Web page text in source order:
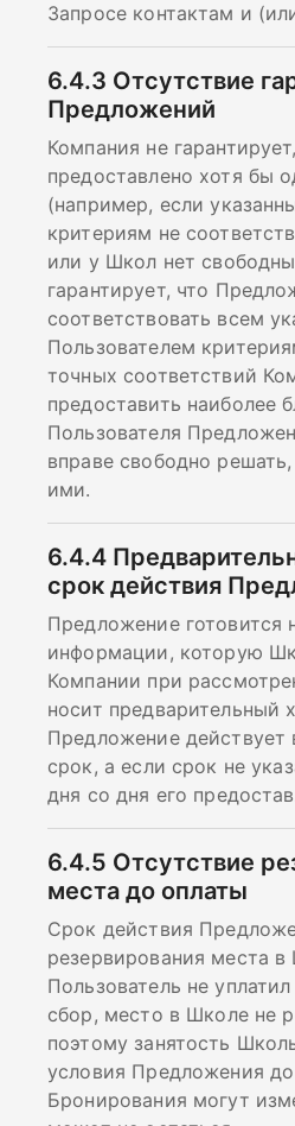
Запросе контактам и
6.4.3 Отсутствие
Предложений
Компания не
предоставлено хотя бы
(например, если
критериям не
или у Школ нет
гарантирует, что
соответствовать всем
Пользователем
точных соответствий
предоставить наиболее
Пользователя
вправе свободно
ими.
6.4.4
срок действия
Предложение готовится
информации, которую
Компании при
носит предварительный
Предложение действует
срок, а если срок не
дня со дня его
6.4.5 Отсутствие
места до оплаты
Срок действия
резервирования места
Пользователь не
сбор, место в Школе не
поэтому занятость
условия Предложения
Бронирования могут